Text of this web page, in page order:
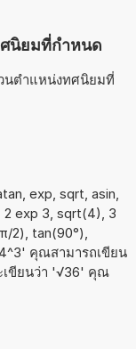
นิยมที่กำหนด
นตำแหน่งทศนิยมที่
exp, sqrt, asin,
2 exp 3, sqrt(4), 3
2), tan(90°),
คุณสามารถเขียน
เขียนว่า '√36' คุณ